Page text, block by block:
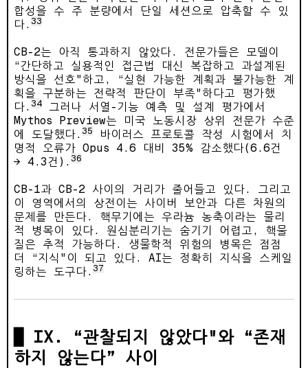
합성을 수 주 분량에서 단일 세션으로 압축할 수 있
다. 33
CB-2는 아직 통과하지 않았다. 전문가들은 모델이
“간단하고 실용적인 접근법 대신 복잡하고 과설계된
방식을 선호"하고, “실현 가능한 계획과 불가능한 계
획을 구분하는 전략적 판단이 부족"하다고 평가했
다. 34
그러나 서열-기능 예측 및 설계 평가에서
Mythos Preview는 미국 노동시장 상위 전문가 수준
에 도달했다. 35
바이러스 프로토콜 작성 시험에서 치
명적 오류가 Opus 4.6 대비 35% 감소했다(6.6건
→ 4.3건). 36
CB-1과 CB-2 사이의 거리가 줄어들고 있다. 그리고
이 영역에서의 상전이는 사이버 보안과 다른 차원의
문제를 만든다. 핵무기에는 우라늄 농축이라는 물리
적 병목이 있다. 원심분리기는 숨기기 어렵고, 핵물
질은 추적 가능하다. 생물학적 위험의 병목은 점점
더 “지식"이 되고 있다. AI는 정확히 지식을 스케일
링하는 도구다. 37
IX. “관찰되지 않았다"와 “존재
하지 않는다” 사이